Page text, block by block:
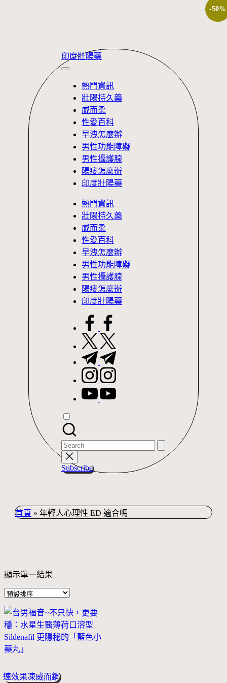
印度壯陽藥
熱門資訊
壯陽持久藥
威而柔
性愛百科
早洩怎麼辦
男性功能障礙
男性攝護腺
陽痿怎麼辦
印度壯陽藥
熱門資訊
壯陽持久藥
威而柔
性愛百科
早洩怎麼辦
男性功能障礙
男性攝護腺
陽痿怎麼辦
印度壯陽藥
facebook.com
twitter.com
t.me
instagram.com
youtube.com
Search
for:
Subscribe
首頁 » 年輕人心理性 ED 適合嗎
顯示單一結果
-50%
速效果凍威而鋼